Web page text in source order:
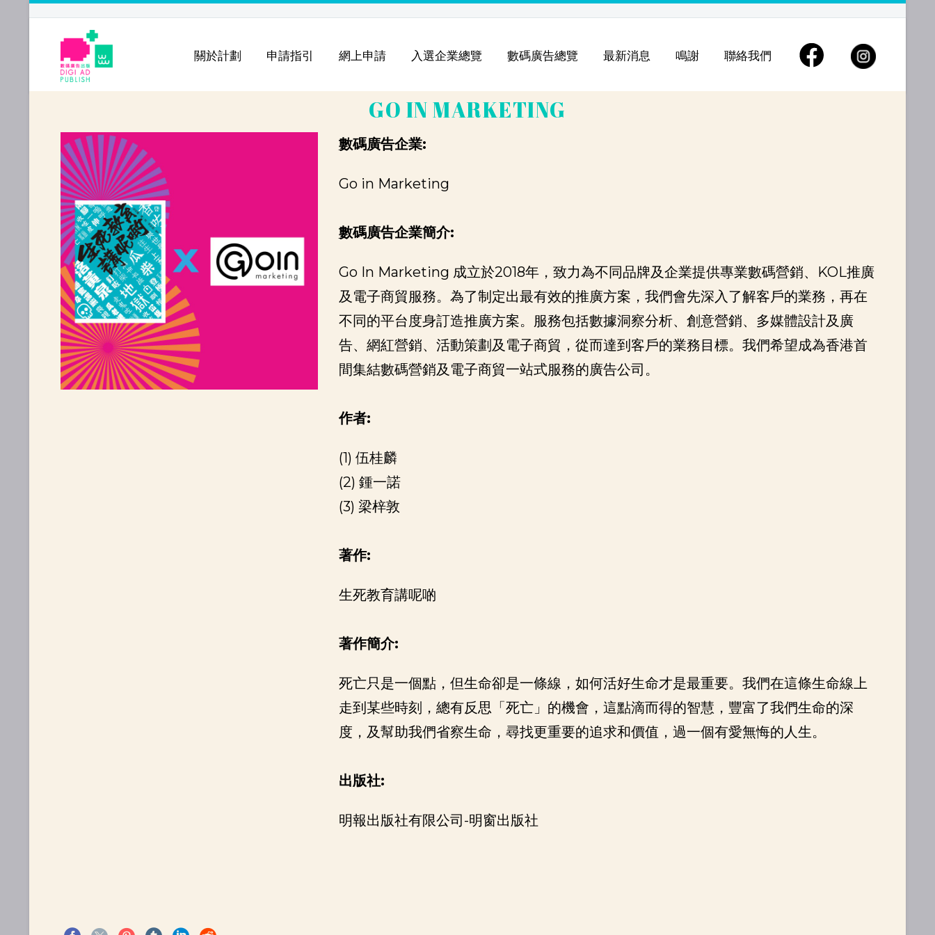
關於計劃 申請指引 網上申請 入選企業總覽 數碼廣告總覽 最新消息 鳴謝 聯絡我們
GO IN MARKETING
數碼廣告企業:
Go in Marketing
數碼廣告企業簡介:
Go In Marketing 成立於2018年，致力為不同品牌及企業提供專業數碼營銷、KOL推廣
及電子商貿服務。為了制定出最有效的推廣方案，我們會先深入了解客戶的業務，再在
不同的平台度身訂造推廣方案。服務包括數據洞察分析、創意營銷、多媒體設計及廣
告、網紅營銷、活動策劃及電子商貿，從而達到客戶的業務目標。我們希望成為香港首
間集結數碼營銷及電子商貿一站式服務的廣告公司。
作者:
(1) 伍桂麟
(2) 鍾一諾
(3) 梁梓敦
著作:
生死教育講呢啲
著作簡介:
死亡只是一個點，但生命卻是一條線，如何活好生命才是最重要。我們在這條生命線上
走到某些時刻，總有反思「死亡」的機會，這點滴而得的智慧，豐富了我們生命的深
度，及幫助我們省察生命，尋找更重要的追求和價值，過一個有愛無悔的人生。
出版社:
明報出版社有限公司-明窗出版社